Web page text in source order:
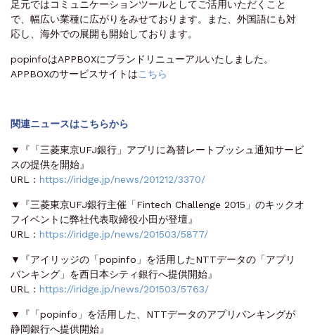
足元ではコミュニケーションツールとしてご活用いただくこと
で、幅広い業種に広がりをみせております。また、外国語にも対
応し、海外での展開も開始しております。
popinfoはAPPBOXにブランドリニューアルいたしました。
APPBOXのサービスサイトはこちら
関連ニュースはこちらから
▼『「三菱東京UFJ銀行」アプリに為替レートプッシュ通知サービ
スの提供を開始』
URL : https://iridge.jp/news/201212/3370/
▼『三菱東京UFJ銀行主催「Fintech Challenge 2015」のキックオ
フイベントに弊社代表取締役小田が登壇』
URL : https://iridge.jp/news/201503/5877/
▼『アイリッジの「popinfo」を活用したNTTデータの「アプリ
バンキング」を西日本シティ銀行へ提供開始』
URL : https://iridge.jp/news/201503/5763/
▼『「popinfo」を活用した、NTTデータのアプリバンキングが
静岡銀行へ提供開始』